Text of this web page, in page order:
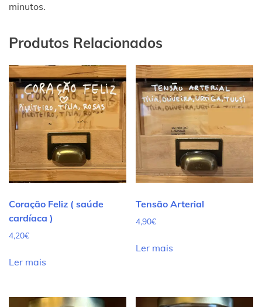
minutos.
Produtos Relacionados
Coração Feliz ( saúde
cardíaca )
4,20€
Ler mais
Tensão Arterial
4,90€
Ler mais